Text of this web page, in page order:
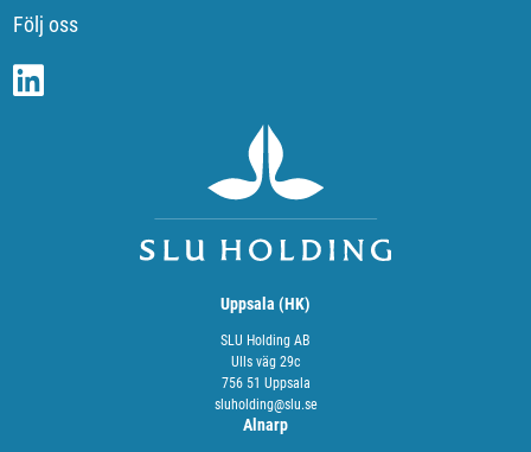
Följ oss
Uppsala (HK)
SLU Holding AB
Ulls väg 29c
756 51 Uppsala
sluholding@slu.se
Alnarp